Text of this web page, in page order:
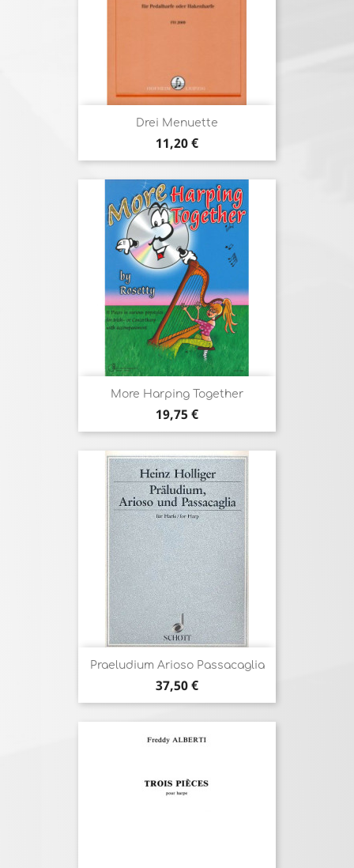
Drei Menuette
Prix
11,20 €
More Harping Together
Prix
19,75 €
Praeludium Arioso Passacaglia
Prix
37,50 €